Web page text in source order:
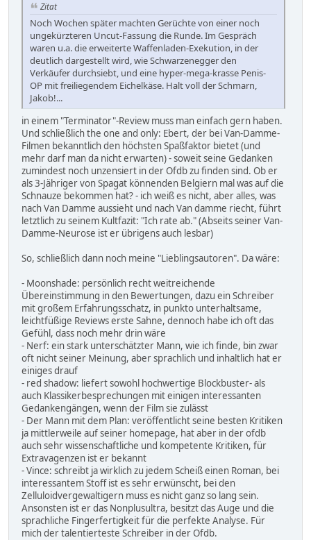
Zitat
Noch Wochen später machten Gerüchte von einer noch
ungekürzteren Uncut-Fassung die Runde. Im Gespräch
waren u.a. die erweiterte Waffenladen-Exekution, in der
deutlich dargestellt wird, wie Schwarzenegger den
Verkäufer durchsiebt, und eine hyper-mega-krasse Penis-
OP mit freiliegendem Eichelkäse. Halt voll der Schmarn,
Jakob!...
in einem "Terminator"-Review muss man einfach gern haben.
Und schließlich the one and only: Ebert, der bei Van-Damme-
Filmen bekanntlich den höchsten Spaßfaktor bietet (und
mehr darf man da nicht erwarten) - soweit seine Gedanken
zumindest noch unzensiert in der Ofdb zu finden sind. Ob er
als 3-Jähriger von Spagat könnenden Belgiern mal was auf die
Schnauze bekommen hat? - ich weiß es nicht, aber alles, was
nach Van Damme aussieht und nach Van damme riecht, führt
letztlich zu seinem Kultfazit: "Ich rate ab." (Abseits seiner Van-
Damme-Neurose ist er übrigens auch lesbar)
So, schließlich dann noch meine "Lieblingsautoren". Da wäre:
- Moonshade: persönlich recht weitreichende
Übereinstimmung in den Bewertungen, dazu ein Schreiber
mit großem Erfahrungsschatz, in punkto unterhaltsame,
leichtfüßige Reviews erste Sahne, dennoch habe ich oft das
Gefühl, dass noch mehr drin wäre
- Nerf: ein stark unterschätzter Mann, wie ich finde, bin zwar
oft nicht seiner Meinung, aber sprachlich und inhaltlich hat er
einiges drauf
- red shadow: liefert sowohl hochwertige Blockbuster- als
auch Klassikerbesprechungen mit einigen interessanten
Gedankengängen, wenn der Film sie zulässt
- Der Mann mit dem Plan: veröffentlicht seine besten Kritiken
ja mittlerweile auf seiner homepage, hat aber in der ofdb
auch sehr wissenschaftliche und kompetente Kritiken, für
Extravagenzen ist er bekannt
- Vince: schreibt ja wirklich zu jedem Scheiß einen Roman, bei
interessantem Stoff ist es sehr erwünscht, bei den
Zelluloidvergewaltigern muss es nicht ganz so lang sein.
Ansonsten ist er das Nonplusultra, besitzt das Auge und die
sprachliche Fingerfertigkeit für die perfekte Analyse. Für
mich der talentierteste Schreiber in der Ofdb.